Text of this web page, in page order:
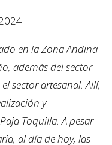
en la Zona Andina
además del sector
sector artesanal. Allí,
y
Toquilla. A pesar
al día de hoy, las